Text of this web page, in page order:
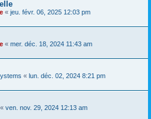
« jeu. févr. 06, 2025 12:03 pm
« mer. déc. 18, 2024 11:43 am
« lun. déc. 02, 2024 8:21 pm
« ven. nov. 29, 2024 12:13 am